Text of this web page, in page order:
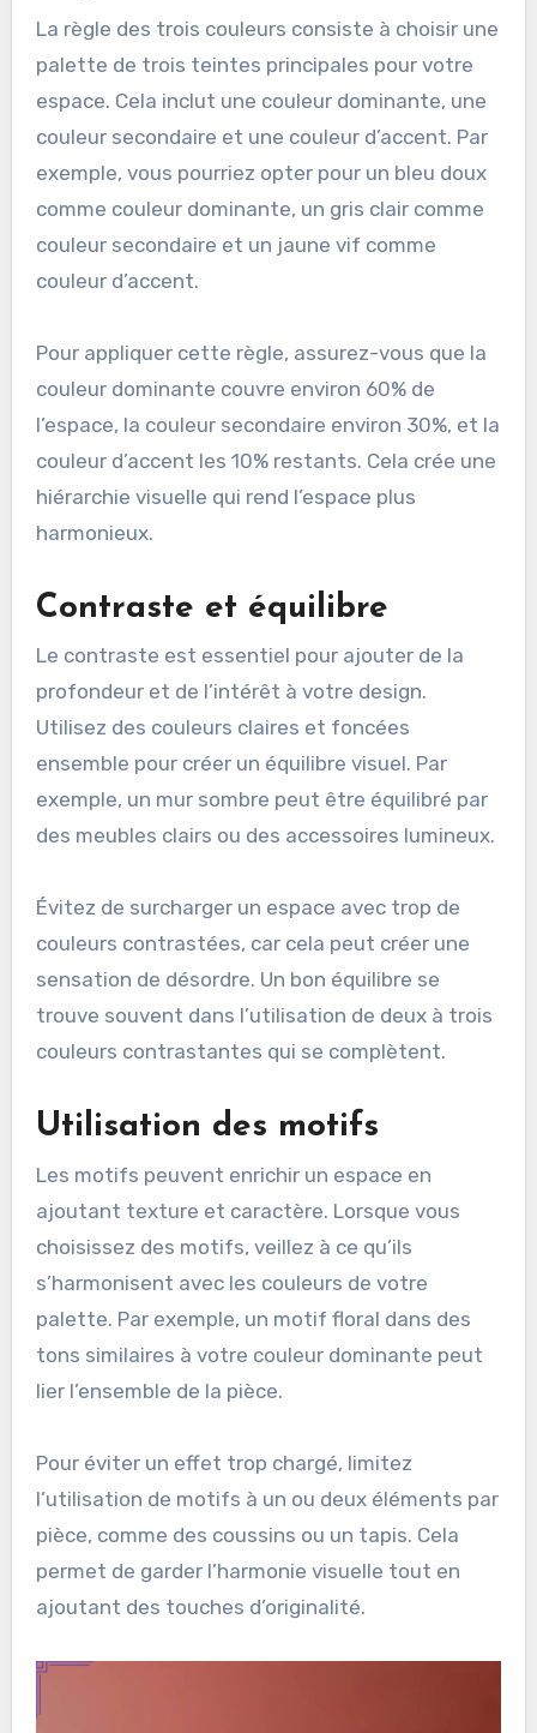
La règle des trois couleurs consiste à choisir une
palette de trois teintes principales pour votre
espace. Cela inclut une couleur dominante, une
couleur secondaire et une couleur d’accent. Par
exemple, vous pourriez opter pour un bleu doux
comme couleur dominante, un gris clair comme
couleur secondaire et un jaune vif comme
couleur d’accent.
Pour appliquer cette règle, assurez-vous que la
couleur dominante couvre environ 60% de
l’espace, la couleur secondaire environ 30%, et la
couleur d’accent les 10% restants. Cela crée une
hiérarchie visuelle qui rend l’espace plus
harmonieux.
Contraste et équilibre
Le contraste est essentiel pour ajouter de la
profondeur et de l’intérêt à votre design.
Utilisez des couleurs claires et foncées
ensemble pour créer un équilibre visuel. Par
exemple, un mur sombre peut être équilibré par
des meubles clairs ou des accessoires lumineux.
Évitez de surcharger un espace avec trop de
couleurs contrastées, car cela peut créer une
sensation de désordre. Un bon équilibre se
trouve souvent dans l’utilisation de deux à trois
couleurs contrastantes qui se complètent.
Utilisation des motifs
Les motifs peuvent enrichir un espace en
ajoutant texture et caractère. Lorsque vous
choisissez des motifs, veillez à ce qu’ils
s’harmonisent avec les couleurs de votre
palette. Par exemple, un motif floral dans des
tons similaires à votre couleur dominante peut
lier l’ensemble de la pièce.
Pour éviter un effet trop chargé, limitez
l’utilisation de motifs à un ou deux éléments par
pièce, comme des coussins ou un tapis. Cela
permet de garder l’harmonie visuelle tout en
ajoutant des touches d’originalité.